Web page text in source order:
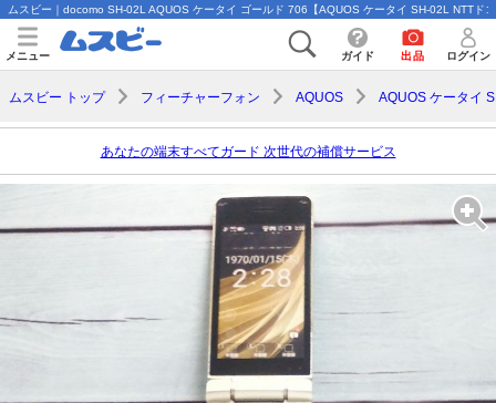
ムスビー｜docomo SH-02L AQUOS ケータイ ゴールド 706【AQUOS ケータイ SH-02L NTTド
メニュー ガイド 出品 ログイン
ムスビー トップ フィーチャーフォン AQUOS AQUOS ケータイ
あなたの端末すべてガード 次世代の補償サービス